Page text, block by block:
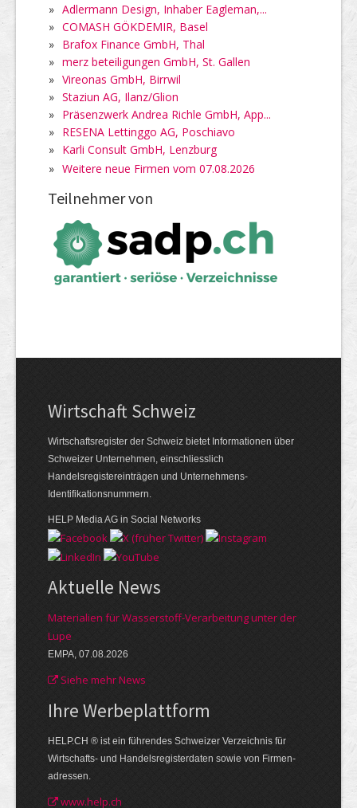
» Adlermann Design, Inhaber Eagleman,...
» COMASH GÖKDEMIR, Basel
» Brafox Finance GmbH, Thal
» merz beteiligungen GmbH, St. Gallen
» Vireonas GmbH, Birrwil
» Staziun AG, Ilanz/Glion
» Präsenzwerk Andrea Richle GmbH, App...
» RESENA Lettinggo AG, Poschiavo
» Karli Consult GmbH, Lenzburg
» Weitere neue Firmen vom 07.08.2026
Teilnehmer von
Wirtschaft Schweiz
Wirtschaftsregister der Schweiz bietet Informationen über
Schweizer Unternehmen, einschliesslich
Handelsregistereinträgen und Unternehmens-
Identifikationsnummern.
HELP Media AG in Social Networks
Aktuelle News
Materialien für Wasserstoff-Verarbeitung unter der
Lupe
EMPA, 07.08.2026
Siehe mehr News
Ihre Werbe­plattform
HELP.CH ® ist ein führendes Schweizer Verzeichnis für
Wirtschafts- und Handelsregisterdaten sowie von Firmen­
adressen.
www.help.ch